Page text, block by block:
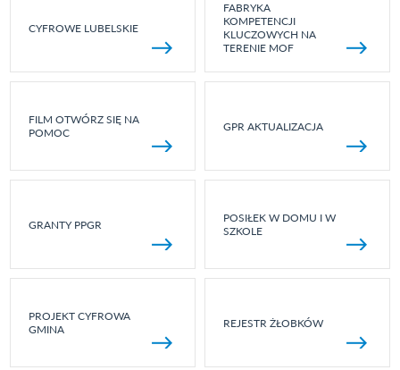
CYFROWE LUBELSKIE
FABRYKA
KOMPETENCJI
KLUCZOWYCH NA
TERENIE MOF
FILM OTWÓRZ SIĘ NA
POMOC
GPR AKTUALIZACJA
GRANTY PPGR
POSIŁEK W DOMU I W
SZKOLE
PROJEKT CYFROWA
GMINA
REJESTR ŻŁOBKÓW